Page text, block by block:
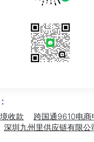
收款 跨国通9610电商
深圳九州里供应链有限公